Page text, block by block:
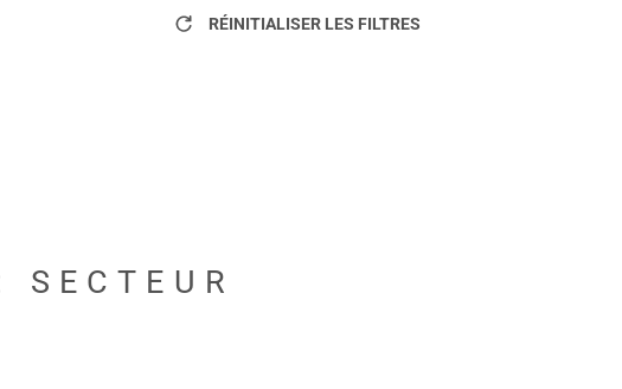
RÉINITIALISER LES FILTRES